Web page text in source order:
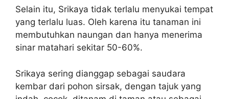
Selain itu, Srikaya tidak terlalu menyukai tempat
yang terlalu luas. Oleh karena itu tanaman ini
membutuhkan naungan dan hanya menerima
sinar matahari sekitar 50-60%.
Srikaya sering dianggap sebagai saudara
kembar dari pohon sirsak, dengan tajuk yang